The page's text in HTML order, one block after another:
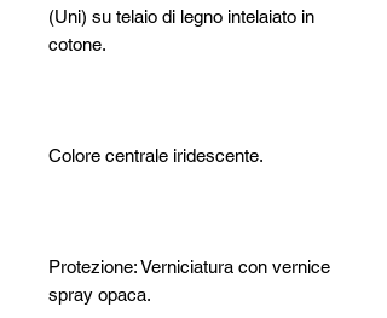
(Uni) su telaio di legno intelaiato in
cotone.
Colore centrale iridescente.
Protezione: Verniciatura con vernice
spray opaca.